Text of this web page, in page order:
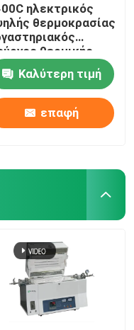
ηλεκτρικός
θερμοκρασίας
θερμικής
με το
αντίστασης
Καλύτερη τιμή
επαφή